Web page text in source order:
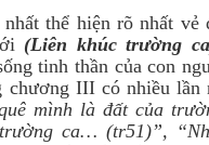
thể hiện rõ nhất vẻ
(Liên khúc trường
tinh thần của con
chương III có nhiều lần
mình là đất của
ca… (tr51)”,